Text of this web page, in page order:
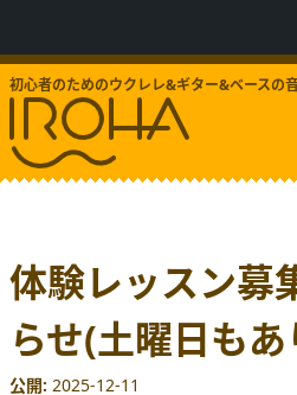
初心者のためのウクレレ&ギター&ベースの
体験レッスン募
らせ(土曜日もあ
公開 2025-12-11